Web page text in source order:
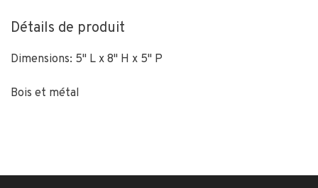
Détails de produit
Dimensions: 5" L x 8" H x 5" P
Bois et métal